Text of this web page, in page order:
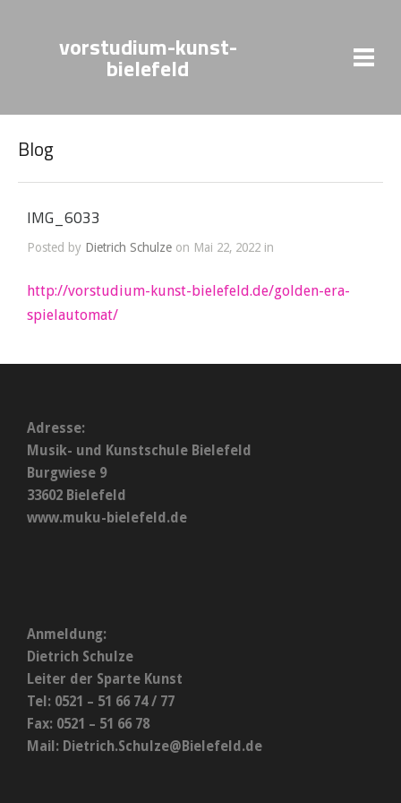
vorstudium-kunst-
bielefeld
Blog
IMG_6033
Posted by Dietrich Schulze on Mai 22, 2022 in
http://vorstudium-kunst-bielefeld.de/golden-era-
spielautomat/
Adresse:
Musik- und Kunstschule Bielefeld
Burgwiese 9
33602 Bielefeld
www.muku-bielefeld.de
Anmeldung:
Dietrich Schulze
Leiter der Sparte Kunst
Tel: 0521 – 51 66 74 / 77
Fax: 0521 – 51 66 78
Mail: Dietrich.Schulze@Bielefeld.de